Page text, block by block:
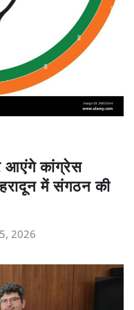
आएंगे कांग्रेस
में संगठन की
2026